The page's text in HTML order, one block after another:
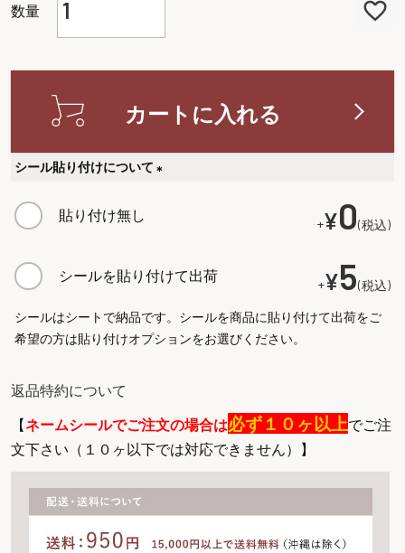
カートに入れる
シール貼り付けについて
貼り付け無し +¥0 税込
シールを貼り付けて出荷 +¥5 税込
シールはシートで納品です。シールを商品に貼り付けて出荷をご
希望の方は貼り付けオプションをお選びください。
返品特約について
【ネームシールでご注文の場合は必ず１０ヶ以上でご注
文下さい（１０ヶ以下では対応できません）】